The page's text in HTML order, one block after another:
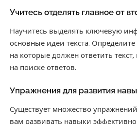
Учитесь отделять главное от
Научитесь выделять ключевую
основные идеи текста.
на которые должен ответить текст,
на поиске ответов.
Упражнения для развития
Существует множество
вам развивать навыки